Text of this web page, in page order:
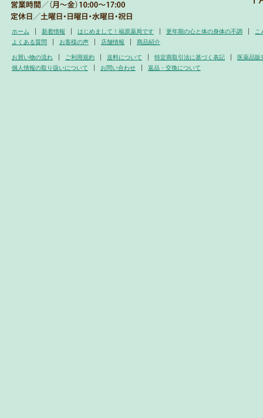
ホーム 新着情報 はじめまして！福原薬局です 更年期の心と体の身体の不調
こ
よくある質問
お客様の声 店舗情報 商品紹介
お買い物の流れ ご利用規約 送料について 特定商取引法に基づく表記
医薬品販
個人情報の取り扱いについて
お問い合わせ 返品・交換について